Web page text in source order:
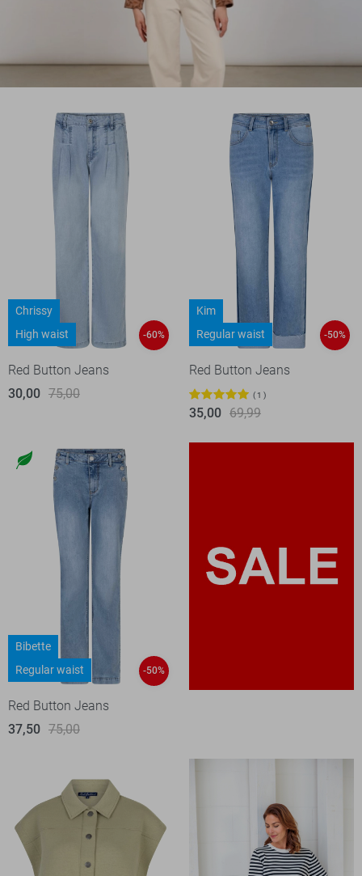
Chrissy
High waist
-60%
Red Button Jeans
30,00 75,00
Kim
Regular waist
-50%
Red Button Jeans
1
35,00 69,99
Bibette
Regular waist
-50%
Red Button Jeans
37,50 75,00